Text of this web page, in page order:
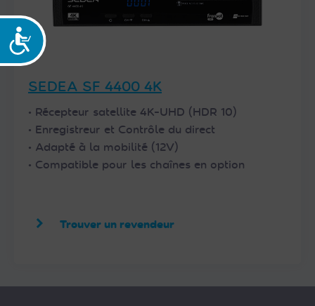
Accessibilité
SEDEA SF 4400 4K
• Récepteur satellite 4K-UHD (HDR 10)
• Enregistreur et Contrôle du direct
• Adapté à la mobilité (12V)
• Compatible pour les chaînes en option
Trouver un revendeur